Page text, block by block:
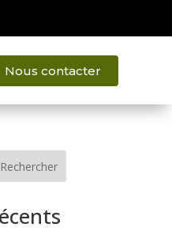
Nous contacter
Rechercher